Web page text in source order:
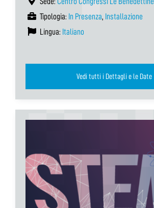
Tipologia: In Presenza, Installazione
Lingua: Italiano
Vedi tutti i Dettagli e le Date